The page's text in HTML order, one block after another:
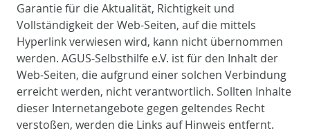
Garantie für die Aktualität, Richtigkeit und
Vollständigkeit der Web-Seiten, auf die mittels
Hyperlink verwiesen wird, kann nicht übernommen
werden. AGUS-Selbsthilfe e.V. ist für den Inhalt der
Web-Seiten, die aufgrund einer solchen Verbindung
erreicht werden, nicht verantwortlich. Sollten Inhalte
dieser Internetangebote gegen geltendes Recht
verstoßen, werden die Links auf Hinweis entfernt.